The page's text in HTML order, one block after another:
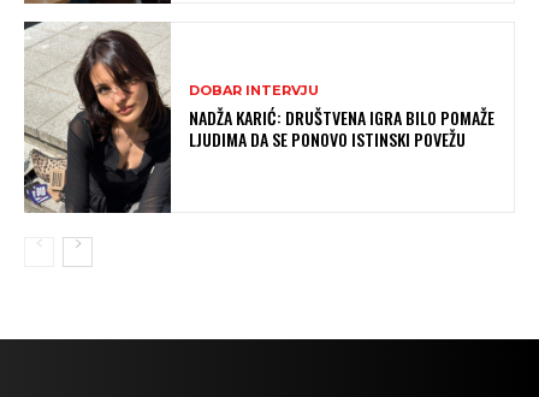
DOBAR INTERVJU
NADŽA KARIĆ: DRUŠTVENA IGRA BILO POMAŽE
LJUDIMA DA SE PONOVO ISTINSKI POVEŽU